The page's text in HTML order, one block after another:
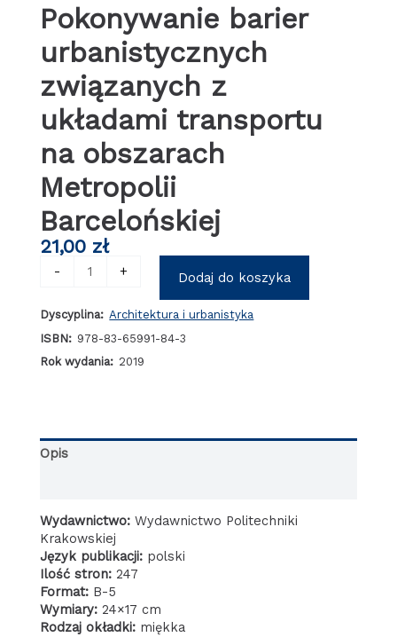
Pokonywanie barier
urbanistycznych
związanych z
układami transportu
na obszarach
Metropolii
Barcelońskiej
21,00 zł
-
Pokonywanie
urbanistycznych
związanych
układami
Metropolii
Barcelońskiej
+ Dodaj do koszyka
Dyscyplina: Architektura i urbanistyka
ISBN: 978-83-65991-84-3
Rok wydania: 2019
Opis
Wydawnictwo: Wydawnictwo Politechniki
Krakowskiej
Język publikacji: polski
Ilość stron: 247
Format: B-5
Wymiary: 24×17 cm
Rodzaj okładki: miękka